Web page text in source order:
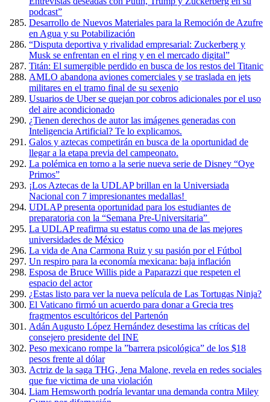
podcast”
Desarrollo de Nuevos Materiales para la Remoción de Azufre
en Agua y su Potabilización
“Disputa deportiva y rivalidad empresarial: Zuckerberg y
Musk se enfrentan en el ring y en el mercado digital”
Titán: El sumergible perdido en busca de los restos del Titanic
AMLO abandona aviones comerciales y se traslada en jets
militares en el tramo final de su sexenio
Usuarios de Uber se quejan por cobros adicionales por el uso
del aire acondicionado
¿Tienen derechos de autor las imágenes generadas con
Inteligencia Artificial? Te lo explicamos.
Galos y aztecas competirán en busca de la oportunidad de
llegar a la etapa previa del campeonato.
La polémica en torno a la serie nueva serie de Disney “Oye
Primos”
¡Los Aztecas de la UDLAP brillan en la Universiada
Nacional con 7 impresionantes medallas!
UDLAP presenta oportunidad para los estudiantes de
preparatoria con la “Semana Pre-Universitaria”
La UDLAP reafirma su estatus como una de las mejores
universidades de México
La vida de Ana Carmona Ruiz y su pasión por el Fútbol
Un respiro para la economía mexicana: baja inflación
Esposa de Bruce Willis pide a Paparazzi que respeten el
espacio del actor
¿Estas listo para ver la nueva película de Las Tortugas Ninja?
El Vaticano firmó un acuerdo para donar a Grecia tres
fragmentos escultóricos del Partenón
Adán Augusto López Hernández desestima las críticas del
consejero presidente del INE
Peso mexicano rompe la ”barrera psicológica” de los $18
pesos frente al dólar
Actriz de la saga THG, Jena Malone, revela en redes sociales
que fue victima de una violación
Liam Hemsworth podría levantar una demanda contra Miley